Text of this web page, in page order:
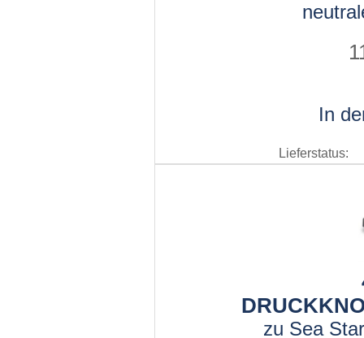
In
Lieferstatus:
zu Sea